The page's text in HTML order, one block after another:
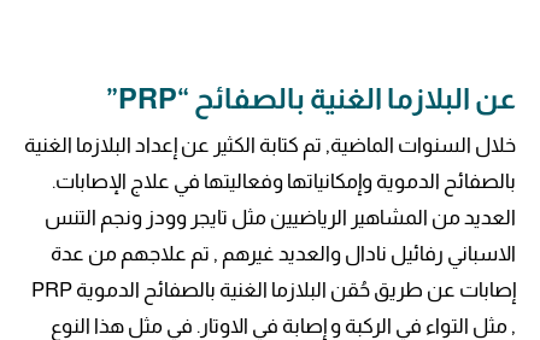
عن البلازما الغنية بالصفائح “PRP”
خلال السنوات الماضية, تم كتابة الكثير عن إعداد البلازما الغنية
بالصفائح الدموية وإمكانياتها وفعاليتها في علاج الإصابات.
العديد من المشاهير الرياضيين مثل تايجر وودز ونجم التنس
الاسباني رفائيل نادال والعديد غيرهم , تم علاجهم من عدة
إصابات عن طريق حُقن البلازما الغنية بالصفائح الدموية PRP
, مثل التواء في الركبة و إصابة في الاوتار. في مثل هذا النوع